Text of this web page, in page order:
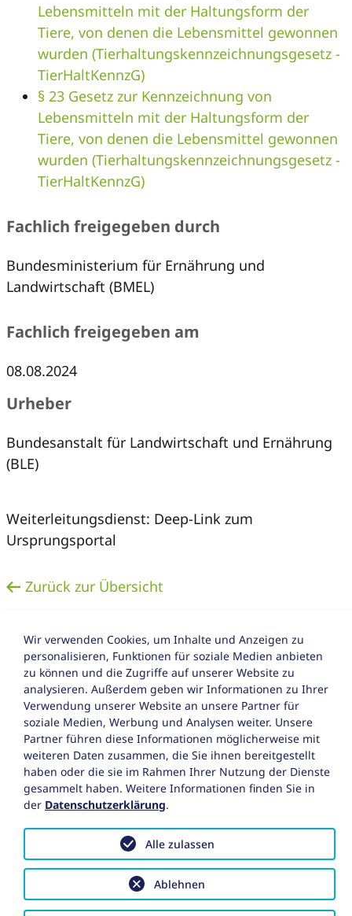
Lebensmitteln mit der Haltungsform der
Tiere, von denen die Lebensmittel gewonnen
wurden (Tierhaltungskennzeichnungsgesetz -
TierHaltKennzG)
§ 23 Gesetz zur Kennzeichnung von
Lebensmitteln mit der Haltungsform der
Tiere, von denen die Lebensmittel gewonnen
wurden (Tierhaltungskennzeichnungsgesetz -
TierHaltKennzG)
Fachlich freigegeben durch
Bundesministerium für Ernährung und
Landwirtschaft (BMEL)
Fachlich freigegeben am
08.08.2024
Urheber
Bundesanstalt für Landwirtschaft und Ernährung
(BLE)
Weiterleitungsdienst: Deep-Link zum
Ursprungsportal
Zurück zur Übersicht
Impressum
Datenschutz
Barrierefreiheitserklärung
Wir verwenden Cookies, um Inhalte und Anzeigen zu
personalisieren, Funktionen für soziale Medien anbieten
zu können und die Zugriffe auf unserer Website zu
analysieren. Außerdem geben wir Informationen zu Ihrer
Verwendung unserer Website an unsere Partner für
soziale Medien, Werbung und Analysen weiter. Unsere
Partner führen diese Informationen möglicherweise mit
weiteren Daten zusammen, die Sie ihnen bereitgestellt
haben oder die sie im Rahmen Ihrer Nutzung der Dienste
gesammelt haben. Weitere Informationen finden Sie in
der Datenschutzerklärung.
Ablehnen
Alle zulassen